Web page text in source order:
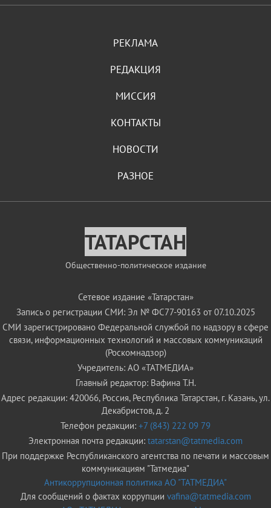
РЕКЛАМА
РЕДАКЦИЯ
МИССИЯ
КОНТАКТЫ
НОВОСТИ
РАЗНОЕ
ТАТАРСТАН
Общественно-политическое издание
Сетевое издание «Татарстан»
Запись о регистрации СМИ: Эл № ФС77-90163 от 07.10.2025
СМИ зарегистрировано Федеральной службой по надзору в сфере
связи, информационных технологий и массовых коммуникаций
(Роскомнадзор)
Учредитель: АО «ТАТМЕДИА»
Главный редактор: Вафина Т.Н.
Адрес редакции: 420066, Россия, Республика Татарстан, г. Казань, ул.
Декабристов, д. 2
Телефон редакции: +7 (843) 222 09 79
Электронная почта редакции: tatarstan@tatmedia.com
При поддержке Республиканского агентства по печати и массовым
коммуникациям "Татмедиа"
Антикоррупционная политика АО "ТАТМЕДИА"
Для сообщений о фактах коррупции vafina@tatmedia.com